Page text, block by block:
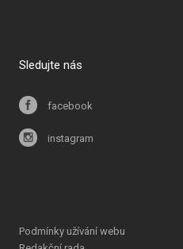
Sledujte nás
facebook
instagram
Podmínky užívání webu